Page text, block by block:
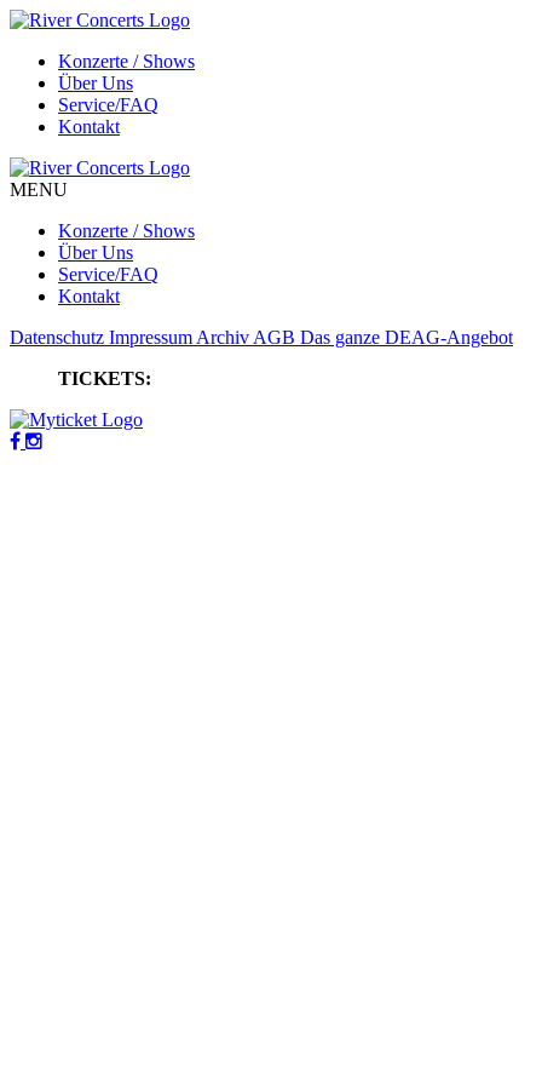
Konzerte / Shows
Über Uns
Service/FAQ
Kontakt
MENU
Konzerte / Shows
Über Uns
Service/FAQ
Kontakt
Datenschutz Impressum Archiv AGB Das ganze DEAG-Angebot
TICKETS: